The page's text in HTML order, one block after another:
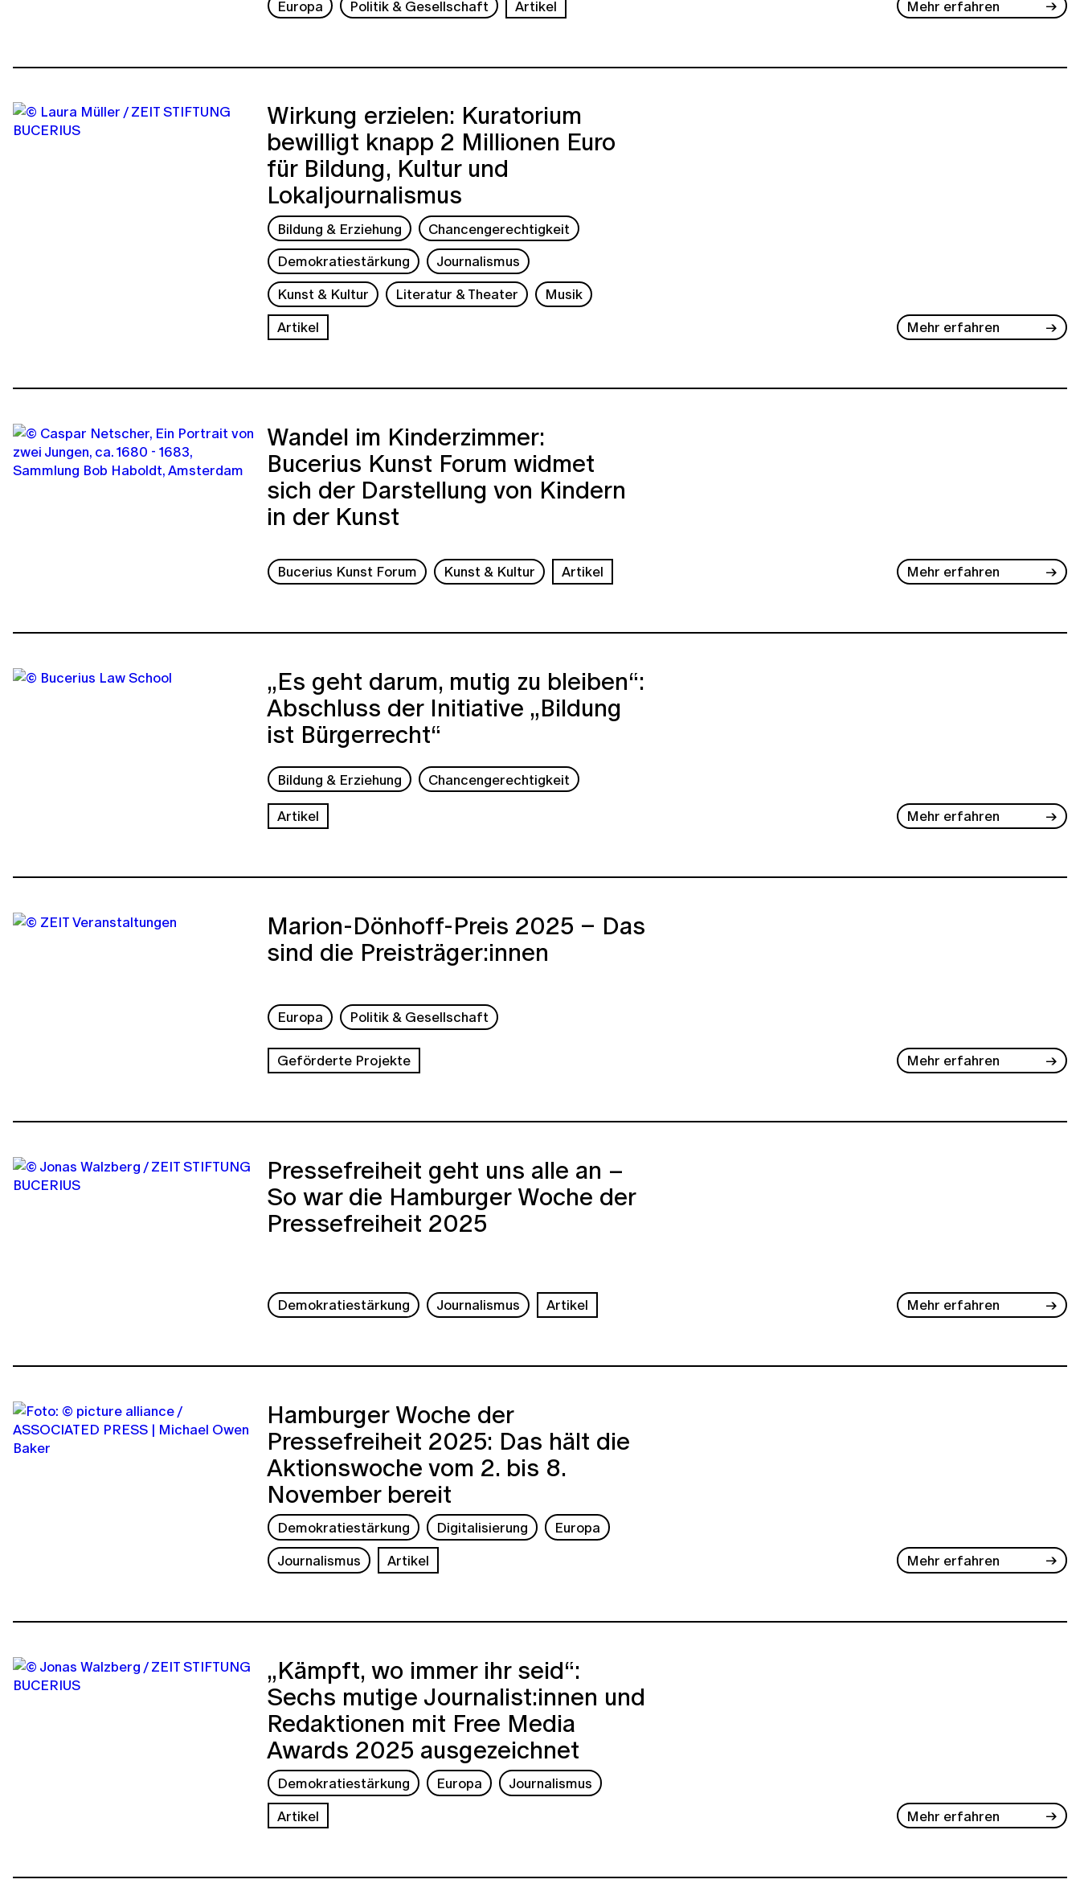
Europa Politik & Gesellschaft Artikel Mehr erfahren
Wirkung erzielen: Kuratorium
bewilligt knapp 2 Millionen Euro
für Bildung, Kultur und
Lokaljournalismus
Bildung & Erziehung
Chancengerechtigkeit
Demokratiestärkung
Journalismus
Kunst & Kultur
Literatur & Theater
Musik
Artikel
Mehr erfahren
Wandel im Kinderzimmer:
Bucerius Kunst Forum widmet
sich der Darstellung von Kindern
in der Kunst
Bucerius Kunst Forum Kunst & Kultur Artikel Mehr erfahren
„Es geht darum, mutig zu bleiben“:
Abschluss der Initiative „Bildung
ist Bürgerrecht“
Bildung & Erziehung
Chancengerechtigkeit
Artikel
Mehr erfahren
Marion-Dönhoff-Preis 2025 – Das
sind die Preisträger:innen
Europa Politik & Gesellschaft
Geförderte Projekte Mehr erfahren
Pressefreiheit geht uns alle an –
So war die Hamburger Woche der
Pressefreiheit 2025
Demokratiestärkung Journalismus Artikel Mehr erfahren
Hamburger Woche der
Pressefreiheit 2025: Das hält die
Aktionswoche vom 2. bis 8.
November bereit
Demokratiestärkung Digitalisierung
Europa
Journalismus
Artikel Mehr erfahren
„Kämpft, wo immer ihr seid“:
Sechs mutige Journalist:innen und
Redaktionen mit Free Media
Awards 2025 ausgezeichnet
Demokratiestärkung Europa
Journalismus
Artikel
Mehr erfahren